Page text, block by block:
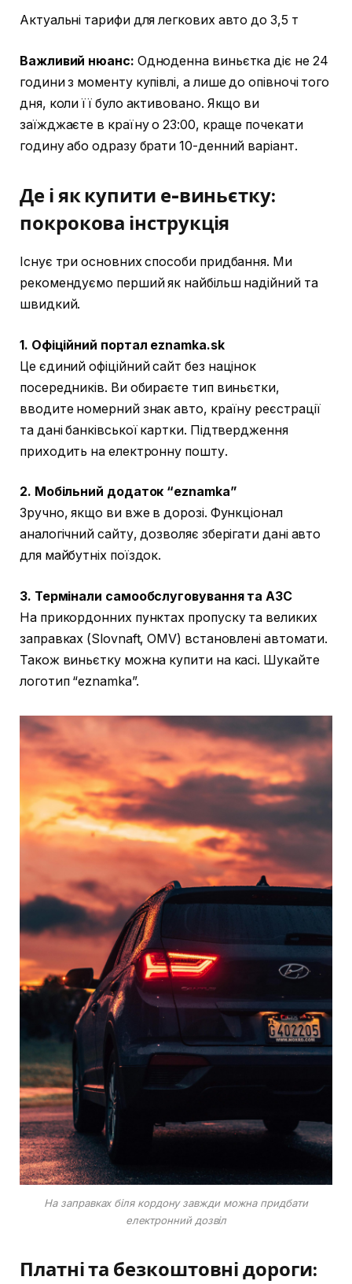
Актуальні тарифи для легкових авто до 3,5 т
Важливий нюанс: Одноденна виньєтка діє не 24
години з моменту купівлі, а лише до опівночі того
дня, коли її було активовано. Якщо ви
заїжджаєте в країну о 23:00, краще почекати
годину або одразу брати 10-денний варіант.
Де і як купити е-виньєтку:
покрокова інструкція
Існує три основних способи придбання. Ми
рекомендуємо перший як найбільш надійний та
швидкий.
1. Офіційний портал eznamka.sk
Це єдиний офіційний сайт без націнок
посередників. Ви обираєте тип виньєтки,
вводите номерний знак авто, країну реєстрації
та дані банківської картки. Підтвердження
приходить на електронну пошту.
2. Мобільний додаток “eznamka”
Зручно, якщо ви вже в дорозі. Функціонал
аналогічний сайту, дозволяє зберігати дані авто
для майбутніх поїздок.
3. Термінали самообслуговування та АЗС
На прикордонних пунктах пропуску та великих
заправках (Slovnaft, OMV) встановлені автомати.
Також виньєтку можна купити на касі. Шукайте
логотип “eznamka”.
На заправках біля кордону завжди можна придбати
електронний дозвіл
Платні та безкоштовні дороги: